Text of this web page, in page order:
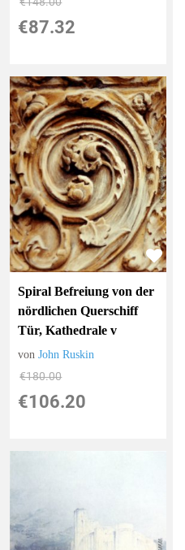
€87.32
Spiral Befreiung von der
nördlichen Querschiff
Tür, Kathedrale v
vonJohn Ruskin
€180.00
€106.20